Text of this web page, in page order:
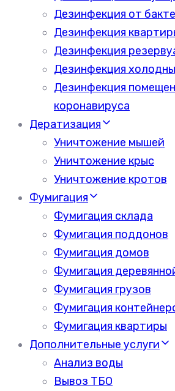
Дезинфекция от
Дезинфекция
Дезинфекция
Дезинфекция
Дезинфекция
коронавируса
Дератизация
Уничтожение мышей
Уничтожение крыс
Уничтожение кротов
Фумигация
Фумигация склада
Фумигация поддонов
Фумигация домов
Фумигация
Фумигация грузов
Фумигация
Фумигация квартиры
Дополнительные услуги
Анализ воды
Вывоз ТБО